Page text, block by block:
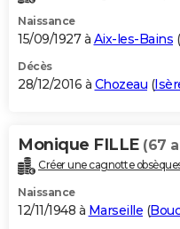
Naissance
15/09/1927 à Aix-les-Bains (
Décès
28/12/2016 à Chozeau (
Monique FILLE (67
Créer une cagnotte
Naissance
12/11/1948 à Marseille (